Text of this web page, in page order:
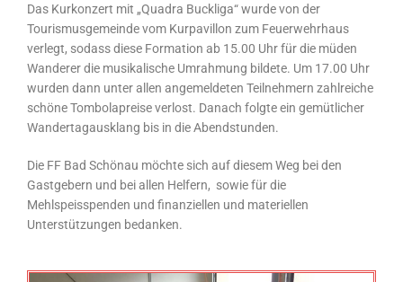
Das Kurkonzert mit „Quadra Buckliga“ wurde von der
Tourismusgemeinde vom Kurpavillon zum Feuerwehrhaus
verlegt, sodass diese Formation ab 15.00 Uhr für die müden
Wanderer die musikalische Umrahmung bildete. Um 17.00 Uhr
wurden dann unter allen angemeldeten Teilnehmern zahlreiche
schöne Tombolapreise verlost. Danach folgte ein gemütlicher
Wandertagausklang bis in die Abendstunden.
Die FF Bad Schönau möchte sich auf diesem Weg bei den
Gastgebern und bei allen Helfern, sowie für die
Mehlspeisspenden und finanziellen und materiellen
Unterstützungen bedanken.